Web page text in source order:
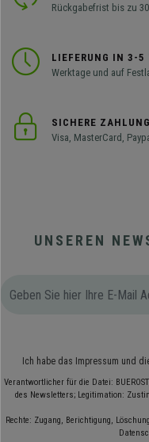
Rückgabefrist bis zu
LIEFERUNG IN 3-5
Werktage und auf
SICHERE ZAHLUNG
Visa, MasterCard,
UNSEREN
Ich habe das Impressum und
Verantwortlicher für die Datei:
des Newsletters; Legitimation:
Rechte: Zugang, Berichtigung,